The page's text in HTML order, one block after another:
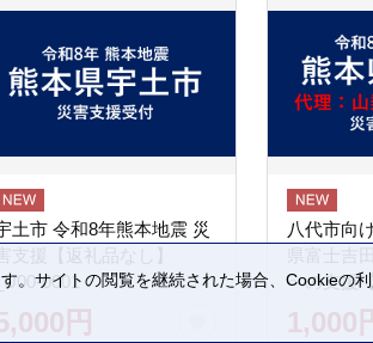
土市 令和8年熊本地震 災
害支援【返礼品なし】
0001
円
八代市向
県富士吉
への支援
1,000
サイトの閲覧を継続された場合、Cookieの